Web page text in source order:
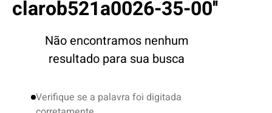
clarob521a0026-35-00
Não encontramos nenhum
resultado para sua busca
Verifique se a palavra foi digitada